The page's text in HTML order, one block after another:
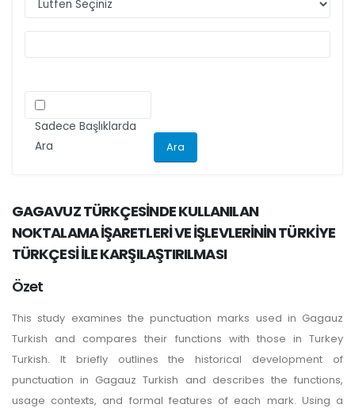
ilgili kriteri göz önünde bulundurarak
Sadece Başlıklarda
Ara
GAGAVUZ TÜRKÇESİNDE KULLANILAN
NOKTALAMA İŞARETLERİ VE İŞLEVLERİNİN TÜRKİYE
TÜRKÇESİ İLE KARŞILAŞTIRILMASI
Özet
This study examines the punctuation marks used in Gagauz
Turkish and compares their functions with those in Turkey
Turkish. It briefly outlines the historical development of
punctuation in Gagauz Turkish and describes the functions,
usage contexts, and formal features of each mark. Using a